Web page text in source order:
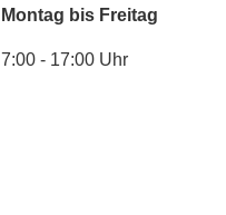
Montag bis Freitag
7:00 - 17:00 Uhr